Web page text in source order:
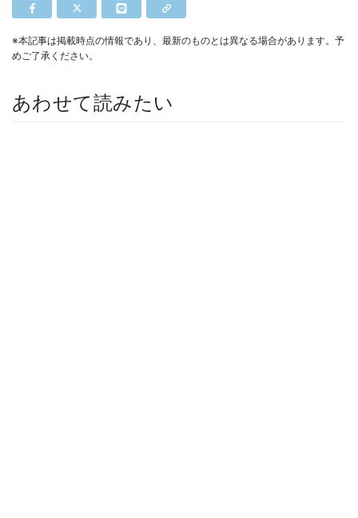
※本記事は掲載時点の情報であり、最新のものとは異なる場合があります。予
めご了承ください。
あわせて読みたい